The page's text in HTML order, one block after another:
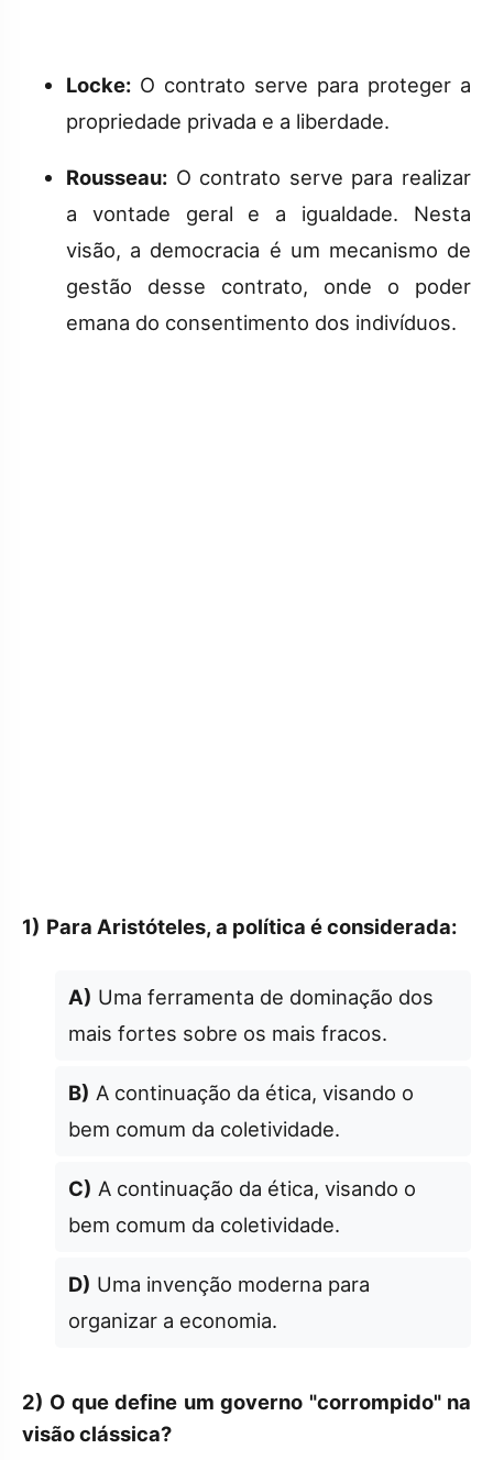
Locke: O contrato serve para proteger a
propriedade privada e a liberdade.
Rousseau: O contrato serve para realizar
a vontade geral e a igualdade. Nesta
visão, a democracia é um mecanismo de
gestão desse contrato, onde o poder
emana do consentimento dos indivíduos.
1) Para Aristóteles, a política é considerada:
A) Uma ferramenta de dominação dos
mais fortes sobre os mais fracos.
B) A continuação da ética, visando o
bem comum da coletividade.
C) A continuação da ética, visando o
bem comum da coletividade.
D) Uma invenção moderna para
organizar a economia.
2) O que define um governo "corrompido" na
visão clássica?